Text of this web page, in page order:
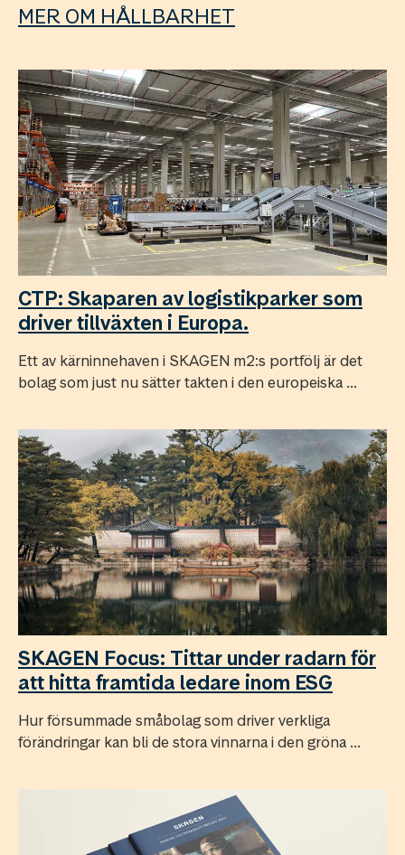
MER OM HÅLLBARHET
CTP: Skaparen av logistikparker som
driver tillväxten i Europa.
Ett av kärninnehaven i SKAGEN m2:s portfölj är det
bolag som just nu sätter takten i den europeiska ...
SKAGEN Focus: Tittar under radarn för
att hitta framtida ledare inom ESG
Hur försummade småbolag som driver verkliga
förändringar kan bli de stora vinnarna i den gröna ...